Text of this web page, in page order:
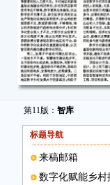
第11版： 智库
标题导航
来稿邮箱
数字化赋能乡村